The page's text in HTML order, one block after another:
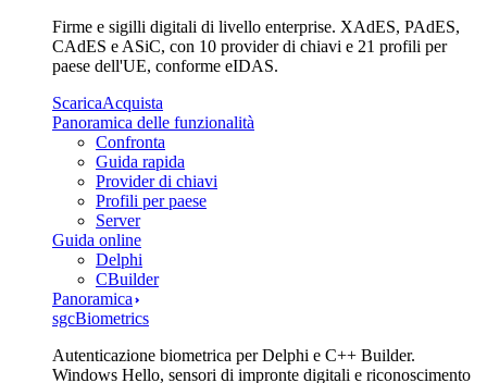
Firme e sigilli digitali di livello enterprise. XAdES, PAdES,
CAdES e ASiC, con 10 provider di chiavi e 21 profili per
paese dell'UE, conforme eIDAS.
ScaricaAcquista
Panoramica delle funzionalità
Confronta
Guida rapida
Provider di chiavi
Profili per paese
Server
Guida online
Delphi
CBuilder
Panoramica
sgcBiometrics
Autenticazione biometrica per Delphi e C++ Builder.
Windows Hello, sensori di impronte digitali e riconoscimento